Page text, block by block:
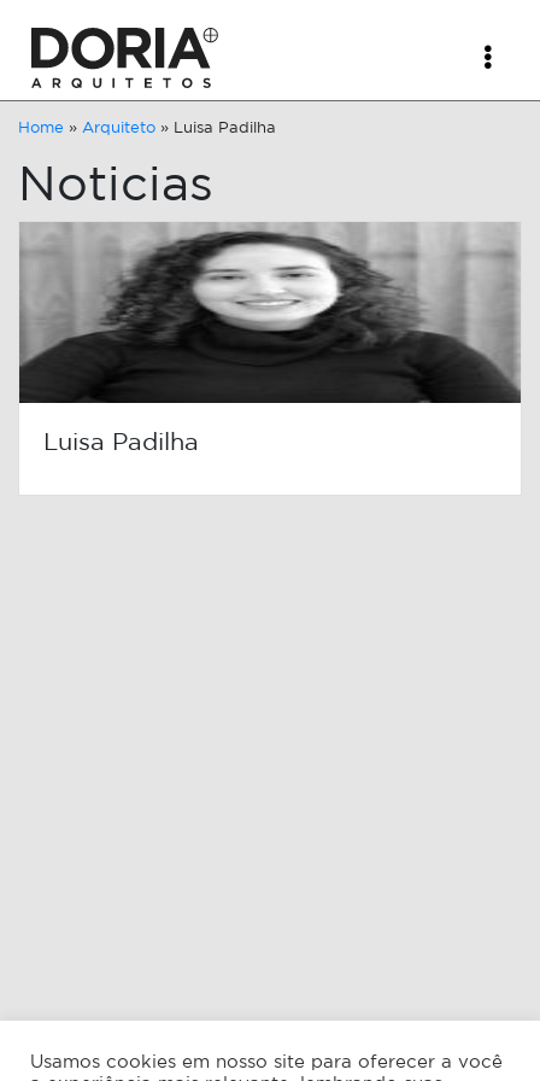
Home » Arquiteto » Luisa Padilha
Noticias
Luisa Padilha
Usamos cookies em nosso site para oferecer a você